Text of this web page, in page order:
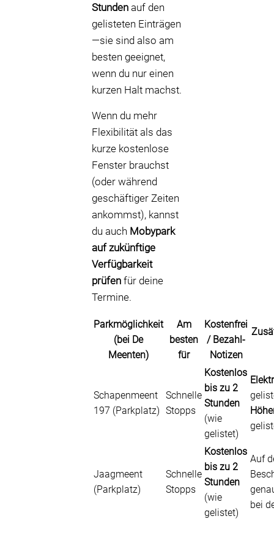
Stunden auf den
gelisteten Einträgen
—sie sind also am
besten geeignet,
wenn du nur einen
kurzen Halt machst.
Wenn du mehr
Flexibilität als das
kurze kostenlose
Fenster brauchst
(oder während
geschäftiger Zeiten
ankommst), kannst
du auch Mobypark
auf zukünftige
Verfügbarkeit
prüfen für deine
Termine.
Parkmöglichkeit
(bei De
Meenten)
Am
besten
für
Kostenfrei
/ Bezahl-
Notizen
Schapenmeent
197 (Parkplatz)
Schnelle
Stopps
Kostenlos
bis zu 2
Stunden
(wie
gelistet)
Jaagmeent
(Parkplatz)
Schnelle
Stopps
Kostenlos
bis zu 2
Stunden
(wie
gelistet)
Auf
bei